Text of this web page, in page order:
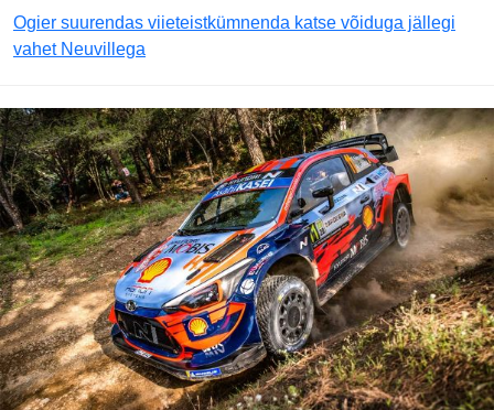
Ogier suurendas viieteistkümnenda katse võiduga jällegi
vahet Neuvillega